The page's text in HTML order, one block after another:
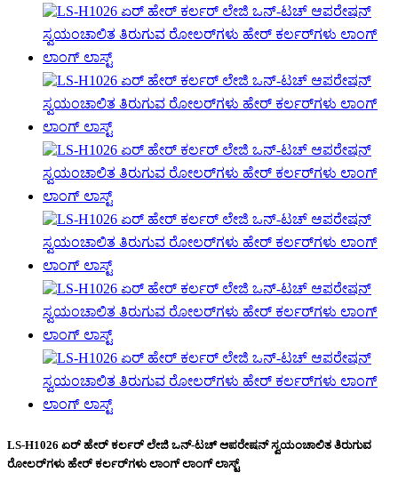
LS-H1026 ಏರ್ ಹೇರ್ ಕರ್ಲರ್ ಲೇಜಿ ಒನ್-ಟಚ್ ಆಪರೇಷನ್ ಸ್ವಯಂಚಾಲಿತ ತಿರುಗುವ
ರೋಲರ್‌ಗಳು ಹೇರ್ ಕರ್ಲರ್‌ಗಳು ಲಾಂಗ್ ಲಾಂಗ್ ಲಾಸ್ಟ್